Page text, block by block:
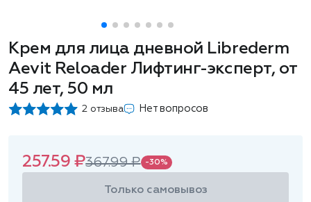
Крем для лица дневной Librederm
Aevit Reloader Лифтинг-эксперт, от
45 лет, 50 мл
2 отзыва Нет вопросов
257.59 ₽367.99 ₽ -30%
Только самовывоз